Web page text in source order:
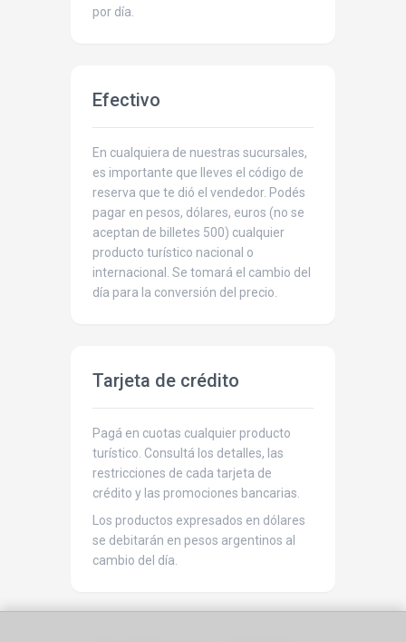
por día.
Efectivo
En cualquiera de nuestras sucursales,
es importante que lleves el código de
reserva que te dió el vendedor. Podés
pagar en pesos, dólares, euros (no se
aceptan de billetes 500) cualquier
producto turístico nacional o
internacional. Se tomará el cambio del
día para la conversión del precio.
Tarjeta de crédito
Pagá en cuotas cualquier producto
turístico. Consultá los detalles, las
restricciones de cada tarjeta de
crédito y las promociones bancarias.
Los productos expresados en dólares
se debitarán en pesos argentinos al
cambio del día.